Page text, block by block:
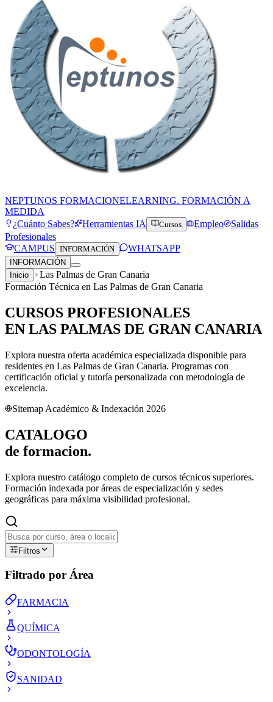
NEPTUNOS FORMACIONELEARNING. FORMACIÓN A
MEDIDA
¿Cuánto Sabes?
Herramientas IA Cursos Empleo
Salidas
Profesionales
CAMPUS INFORMACIÓN WHATSAPP
INFORMACIÓN
Inicio
Las Palmas de Gran Canaria
Formación Técnica en Las Palmas de Gran Canaria
CURSOS PROFESIONALES
EN LAS PALMAS DE GRAN CANARIA
Explora nuestra oferta académica especializada disponible para
residentes en Las Palmas de Gran Canaria. Programas con
certificación oficial y tutoría personalizada con metodología de
excelencia.
Sitemap Académico & Indexación 2026
CATALOGO
de formacion.
Explora nuestro catálogo completo de cursos técnicos superiores.
Formación indexada por áreas de especialización y sedes
geográficas para máxima visibilidad profesional.
Filtros
Filtrado por Área
FARMACIA
QUÍMICA
ODONTOLOGÍA
SANIDAD